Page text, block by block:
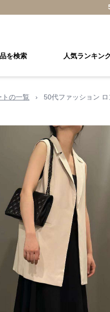
を検索 人気ランキン
トの一覧 › 50代ファッション